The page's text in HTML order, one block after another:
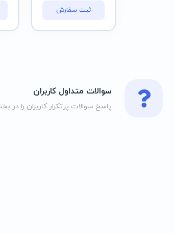
ثبت سفارش
سوالات متداول کاربران
پاسخ سوالات پرتکرار کاربران را در